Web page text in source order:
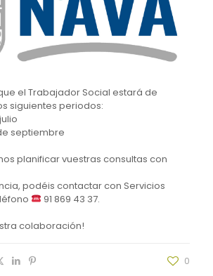
el Trabajador Social estará de
siguientes periodos:
septiembre
planificar vuestras consultas con
podéis contactar con Servicios
91 869 43 37.
colaboración!
0